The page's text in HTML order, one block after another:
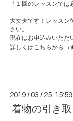
「１回のレッスンでは
大丈夫です！レッスン
さい。
現在はお申込みいただ
詳しくはこちらから →
2019 /03 / 25 15:59
着物の引き